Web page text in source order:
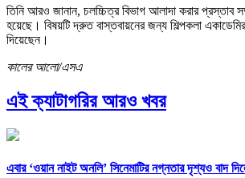
তিনি আরও জানান, চলচ্চিত্র বিভাগ আলাদা করার প্রস্তাব
হয়েছে। বিষয়টি দ্রুত বাস্তবায়নের জন্য শিল্পকলা একাডেমির
দিয়েছেন।
কালের আলো/এসএ
এই ক্যাটাগরির আরও খবর
এবার ‘ওয়ান নাইট অনলি’ সিনেমাটির নগ্নতার দৃশ্যও বাদ